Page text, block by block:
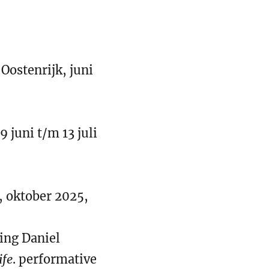
juni
juni t/m 13 juli
2025,
Daniel
. performative